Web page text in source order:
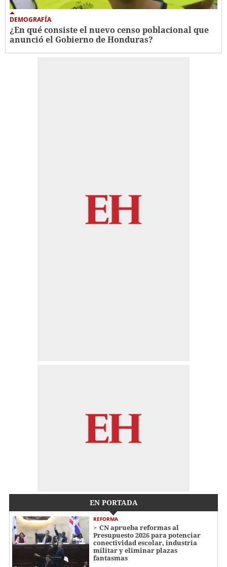
DEMOGRAFÍA
¿En qué consiste el nuevo censo poblacional que
anunció el Gobierno de Honduras?
EN PORTADA
REFORMA
CN aprueba reformas al
Presupuesto 2026 para potenciar
conectividad escolar, industria
militar y eliminar plazas
fantasmas